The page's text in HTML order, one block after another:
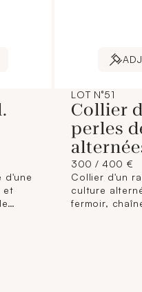
d'une
et
LOT N°51
Collier
perles
300 / 400 €
Collier d'un
culture
fermoir,